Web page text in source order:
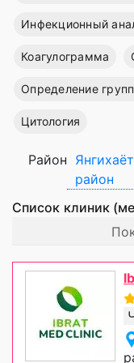
Инфекционный
Коагулограмма
Определение
Цитология
Район
район
Список клиник